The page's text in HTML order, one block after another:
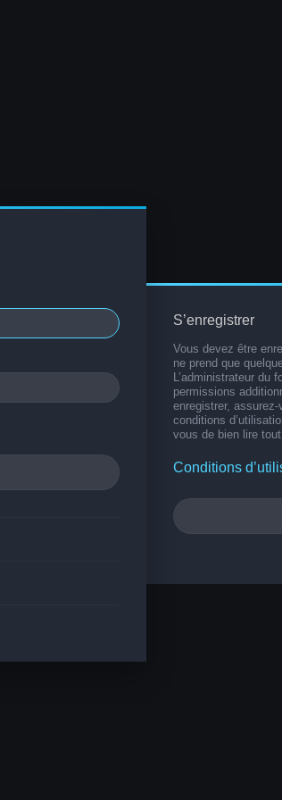
S’enregistrer
Vous devez être
ne prend que
L’administrateur du
permissions
enregistrer,
conditions
vous de bien lire
Conditions